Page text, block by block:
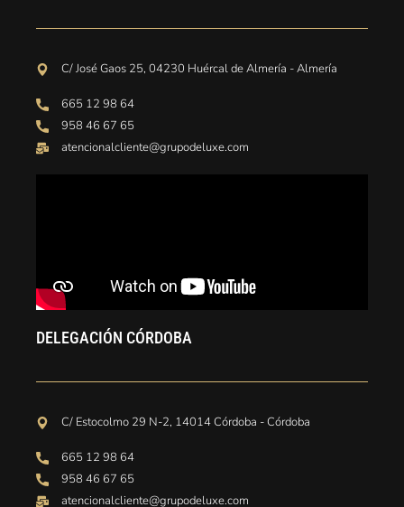
C/ José Gaos 25, 04230 Huércal de Almería - Almería
665 12 98 64
958 46 67 65
atencionalcliente@grupodeluxe.com
DELEGACIÓN CÓRDOBA
C/ Estocolmo 29 N-2, 14014 Córdoba - Córdoba
665 12 98 64
958 46 67 65
atencionalcliente@grupodeluxe.com